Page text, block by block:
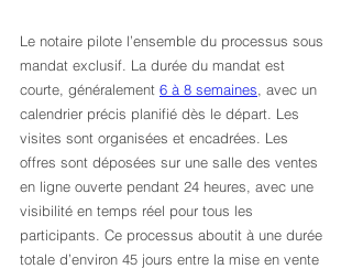
Le notaire pilote l’ensemble du processus sous
mandat exclusif. La durée du mandat est
courte, généralement 6 à 8 semaines , avec un
calendrier précis planifié dès le départ. Les
visites sont organisées et encadrées. Les
offres sont déposées sur une salle des ventes
en ligne ouverte pendant 24 heures, avec une
visibilité en temps réel pour tous les
participants. Ce processus aboutit à une durée
totale d’environ 45 jours entre la mise en vente